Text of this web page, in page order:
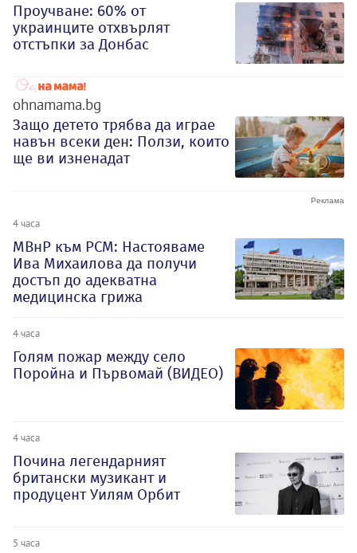
Проучване: 60% от
украинците отхвърлят
отстъпки за Донбас
ohnamama.bg
Защо детето трябва да играе
навън всеки ден: Ползи, които
ще ви изненадат
4 часа
МВнР към РСМ: Настояваме
Ива Михаилова да получи
достъп до адекватна
медицинска грижа
4 часа
Голям пожар между село
Поройна и Първомай (ВИДЕО)
4 часа
Почина легендарният
британски музикант и
продуцент Уилям Орбит
5 часа